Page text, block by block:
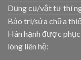
Dụng cụ/vật tư thí
Bảo trì/sửa chữa
Hân hạnh được
lòng liên hệ: